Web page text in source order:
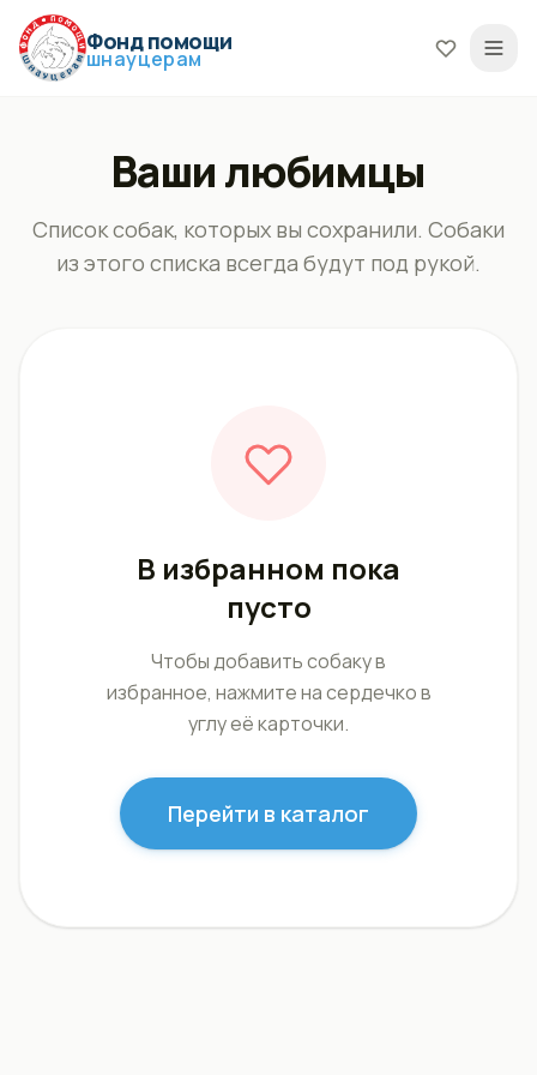
Фонд помощи
шнауцерам
Ваши любимцы
Список собак, которых вы сохранили. Собаки
из этого списка всегда будут под рукой.
В избранном пока
пусто
Чтобы добавить собаку в
избранное, нажмите на сердечко в
углу её карточки.
Перейти в каталог